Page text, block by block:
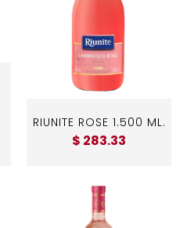
RIUNITE ROSE 1.500 ML.
$ 283.33